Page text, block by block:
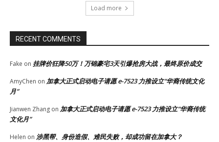
Load more
RECENT COMMENTS
Fake on 挂牌价狂降50万！万锦豪宅3天引爆抢房大战，最终原价成交
AmyChen on 加拿大正式启动电子请愿 e-7523 力推设立“华裔传统文化
月”
Jianwen Zhang on 加拿大正式启动电子请愿 e-7523 力推设立“华裔传统
文化月”
Helen on 涉黑帮、身份造假、难民失败，却成功留在加拿大？